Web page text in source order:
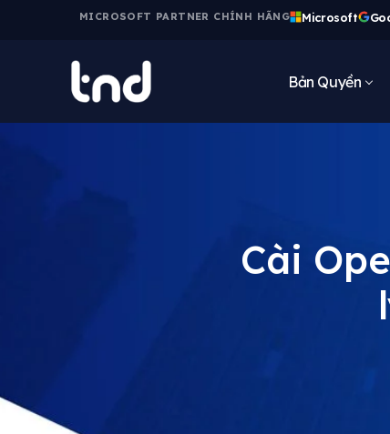
MICROSOFT PARTNER CHÍNH HÃNG Microsoft
Bản Quyền
Cài